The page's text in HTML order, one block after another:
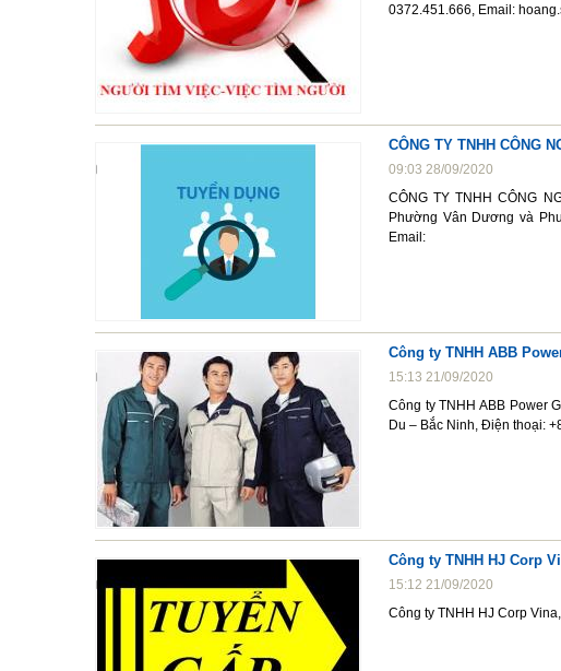
0372.451.666, Email:
CÔNG TY TNHH CÔNG
09:03 28/09/2020
CÔNG TY TNHH CÔNG
Phường Vân Dương và
Email:
Công ty TNHH ABB
15:13 21/09/2020
Công ty TNHH ABB Power
Du – Bắc Ninh, Điện thoại:
Công ty TNHH HJ Corp
15:12 21/09/2020
Công ty TNHH HJ Corp